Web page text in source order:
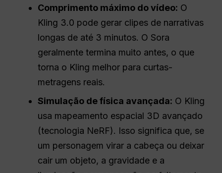
Comprimento máximo do vídeo: O
Kling 3.0 pode gerar clipes de narrativas
longas de até 3 minutos. O Sora
geralmente termina muito antes, o que
torna o Kling melhor para curtas-
metragens reais.
Simulação de física avançada: O Kling
usa mapeamento espacial 3D avançado
(tecnologia NeRF). Isso significa que, se
um personagem virar a cabeça ou deixar
cair um objeto, a gravidade e a